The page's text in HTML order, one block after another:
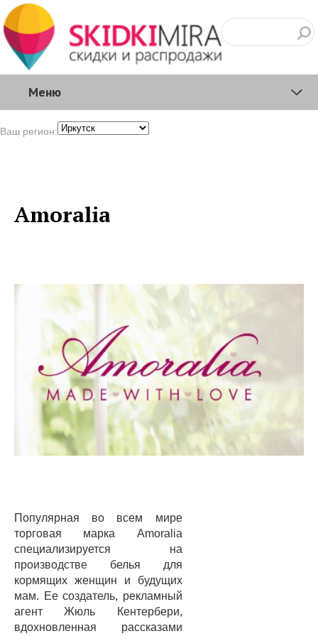
Меню
Ваш регион:
Amoralia
Популярная во всем мире
торговая марка Amoralia
специализируется на
производстве белья для
кормящих женщин и будущих
мам. Ее создатель, рекламный
агент Жюль Кентербери,
вдохновленная рассказами